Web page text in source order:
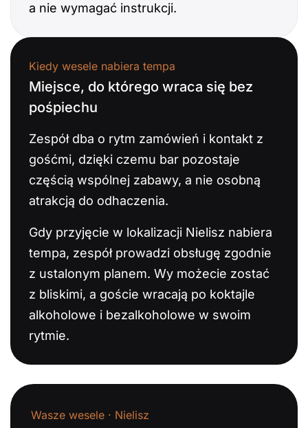
a nie wymagać instrukcji.
Kiedy wesele nabiera tempa
Miejsce, do którego wraca się bez
pośpiechu
Zespół dba o rytm zamówień i kontakt z
gośćmi, dzięki czemu bar pozostaje
częścią wspólnej zabawy, a nie osobną
atrakcją do odhaczenia.
Gdy przyjęcie w lokalizacji Nielisz nabiera
tempa, zespół prowadzi obsługę zgodnie
z ustalonym planem. Wy możecie zostać
z bliskimi, a goście wracają po koktajle
alkoholowe i bezalkoholowe w swoim
rytmie.
Wasze wesele · Nielisz